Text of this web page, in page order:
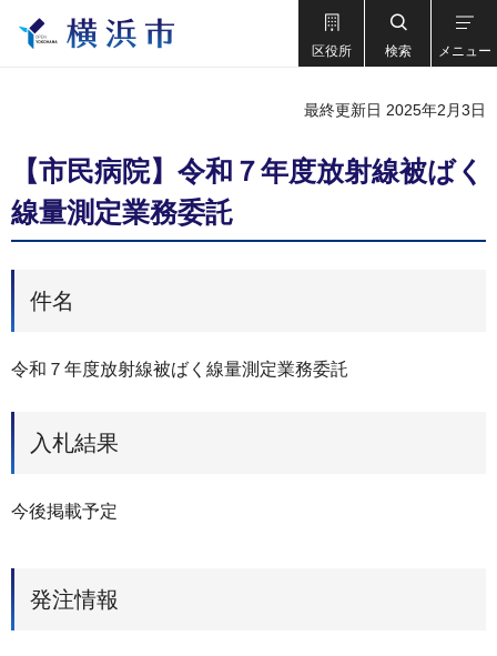
区役所 検索 メニュー
最終更新日 2025年2月3日
【市民病院】令和７年度放射線被ばく
線量測定業務委託
件名
令和７年度放射線被ばく線量測定業務委託
入札結果
今後掲載予定
発注情報